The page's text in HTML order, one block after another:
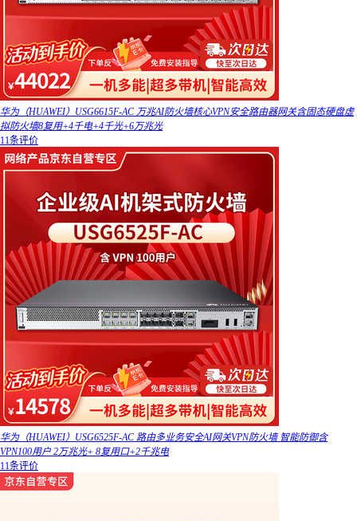
华为（HUAWEI）USG6615F-AC 万兆AI防火墙核心VPN安全路由器网关含固态硬盘虚
拟防火墙8复用+4千电+4千光+6万兆光
11条评价
华为（HUAWEI）USG6525F-AC 路由多业务安全AI网关VPN防火墙 智能防御含
VPN100用户 2万兆光+ 8复用口+2千兆电
11条评价